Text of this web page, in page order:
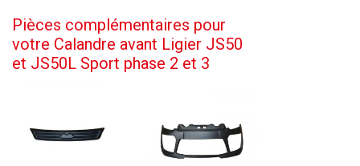
Pièces complémentaires pour
votre Calandre avant Ligier JS50
et JS50L Sport phase 2 et 3